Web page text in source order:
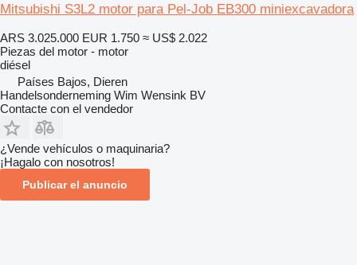
Mitsubishi S3L2 motor para Pel-Job EB300 miniexcavadora
ARS 3.025.000 EUR 1.750 ≈ US$ 2.022
Piezas del motor - motor
diésel
Países Bajos, Dieren
Handelsonderneming Wim Wensink BV
Contacte con el vendedor
¿Vende vehículos o maquinaria?
¡Hagalo con nosotros!
Publicar el anuncio